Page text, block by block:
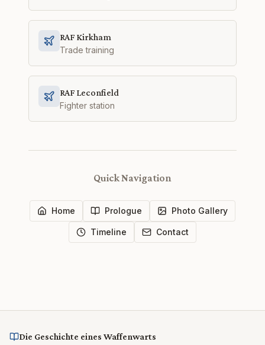
RAF Kirkham
Trade training
RAF Leconfield
Fighter station
Quick Navigation
Home Prologue Photo Gallery
Timeline Contact
Die Geschichte eines Waffenwarts